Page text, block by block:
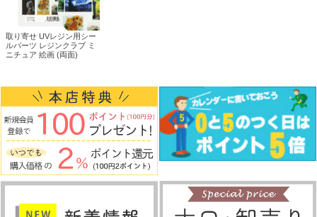
取り寄せ UVレジン用シー
ルパーツ レジンクラブ ミ
ニチュア 絵画 (両面)